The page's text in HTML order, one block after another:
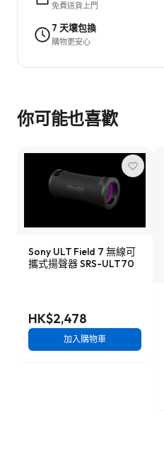
免費送貨上門
7 天壞包換
購物更安心
你可能也喜歡
Sony ULT Field 7 無線可
攜式揚聲器 SRS-ULT70
HK$2,478
加入購物車